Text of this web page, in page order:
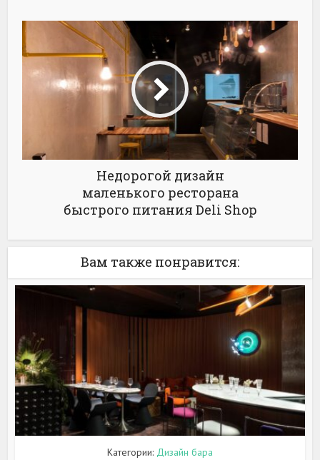
Недорогой дизайн
маленького ресторана
быстрого питания Deli Shop
Вам также понравится:
Категории: Дизайн бара